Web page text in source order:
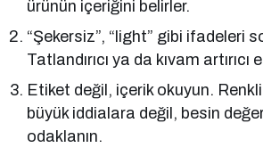
ürünün içeriğini belirler.
“Şekersiz”, “light” gibi ifadeleri
Tatlandırıcı ya da kıvam
Etiket değil, içerik okuyun.
büyük iddialara değil, besin
odaklanın.